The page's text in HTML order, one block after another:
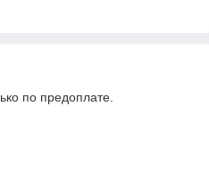
по предоплате.